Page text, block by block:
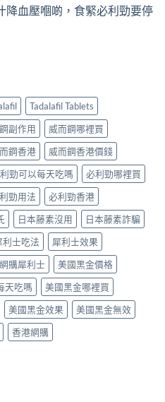
降血壓嗰啲，食緊必利勁要停
Tadalafil Tablets
副作用
威而鋼哪裡買
鋼香港
威而鋼香港價錢
勁可以每天吃嗎
必利勁哪裡買
勁用法
必利勁香港
日本藤素沒用
日本藤素詐騙
利士吃法
犀利士效果
網購犀利士
美國黑金價格
天吃嗎
美國黑金哪裡買
美國黑金效果
美國黑金無效
香港網購